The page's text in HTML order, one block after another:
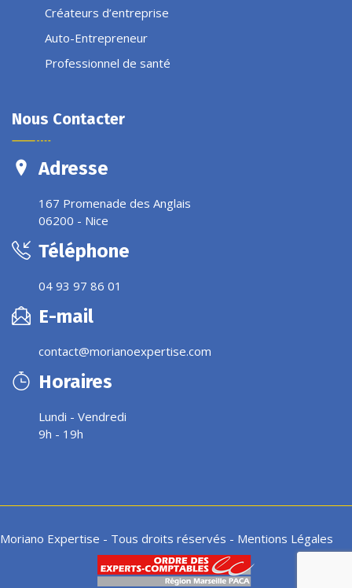
Créateurs d’entreprise
Auto-Entrepreneur
Professionnel de santé
Nous Contacter
Adresse
167 Promenade des Anglais
06200 - Nice
Téléphone
04 93 97 86 01
E-mail
contact@morianoexpertise.com
Horaires
Lundi - Vendredi
9h - 19h
Moriano Expertise - Tous droits réservés - Mentions Légales